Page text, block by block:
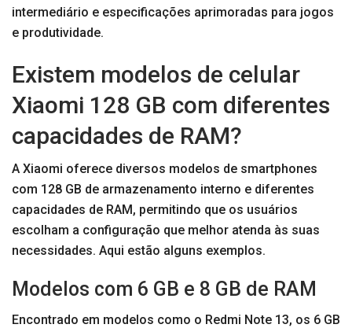
intermediário e especificações aprimoradas para jogos
e produtividade.
Existem modelos de celular
Xiaomi 128 GB com diferentes
capacidades de RAM?
A Xiaomi oferece diversos modelos de smartphones
com 128 GB de armazenamento interno e diferentes
capacidades de RAM, permitindo que os usuários
escolham a configuração que melhor atenda às suas
necessidades. Aqui estão alguns exemplos.
Modelos com 6 GB e 8 GB de RAM
Encontrado em modelos como o Redmi Note 13, os 6 GB